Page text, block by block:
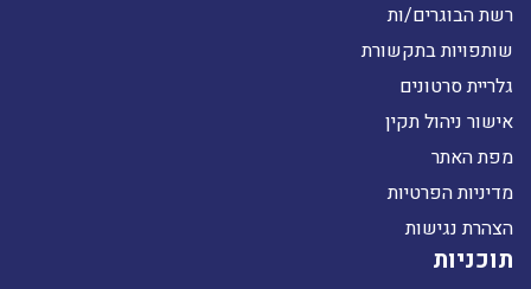
רשת הבוגרים/ות
שותפויות בתקשורת
גלריית סרטונים
אישור ניהול תקין
מפת האתר
מדיניות הפרטיות
הצהרת נגישות
תוכניות